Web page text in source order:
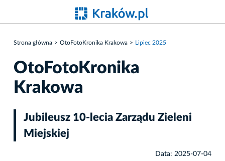
Strona główna OtoFotoKronika Krakowa Lipiec 2025
OtoFotoKronika
Krakowa
Jubileusz 10-lecia Zarządu Zieleni
Miejskiej
Data: 2025-07-04